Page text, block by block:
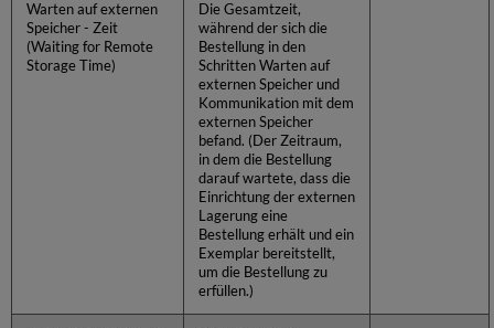
Warten auf externen
Speicher - Zeit
(Waiting for Remote
Storage Time)
Die Gesamtzeit,
während der sich die
Bestellung in den
Schritten Warten auf
externen Speicher und
Kommunikation mit dem
externen Speicher
befand. (Der Zeitraum,
in dem die Bestellung
darauf wartete, dass die
Einrichtung der externen
Lagerung eine
Bestellung erhält und ein
Exemplar bereitstellt,
um die Bestellung zu
erfüllen.)